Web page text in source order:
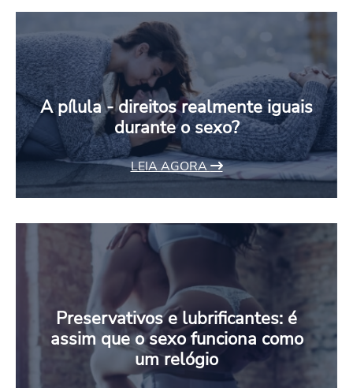
A pílula - direitos realmente iguais
durante o sexo?
LEIA AGORA
Preservativos e lubrificantes: é
assim que o sexo funciona como
um relógio